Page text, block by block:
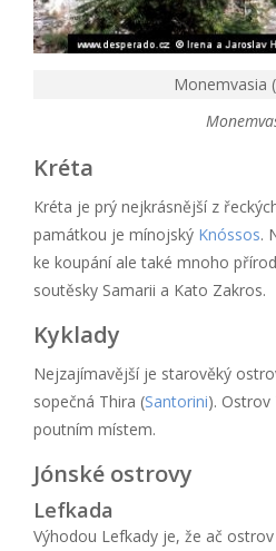
Monemvasia
Kréta
Kréta je prý nejkrásnější z
památkou je mínojský Knóssos.
ke koupání ale také mnoho
soutěsky Samarii a Kato Zakros.
Kyklady
Nejzajímavější je starověký
sopečná Thira (Santorini). Ostrov
poutním místem.
Jónské ostrovy
Lefkada
Výhodou Lefkady je, že ač